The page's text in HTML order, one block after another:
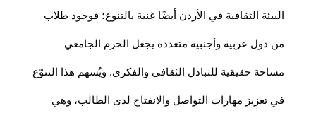
البيئة الثقافية في الأردن أيضًا غنية بالتنوع؛ فوجود طلاب
من دول عربية وأجنبية متعددة يجعل الحرم الجامعي
مساحة حقيقية للتبادل الثقافي والفكري. ويُسهم هذا التنوّع
في تعزيز مهارات التواصل والانفتاح لدى الطالب، وهي